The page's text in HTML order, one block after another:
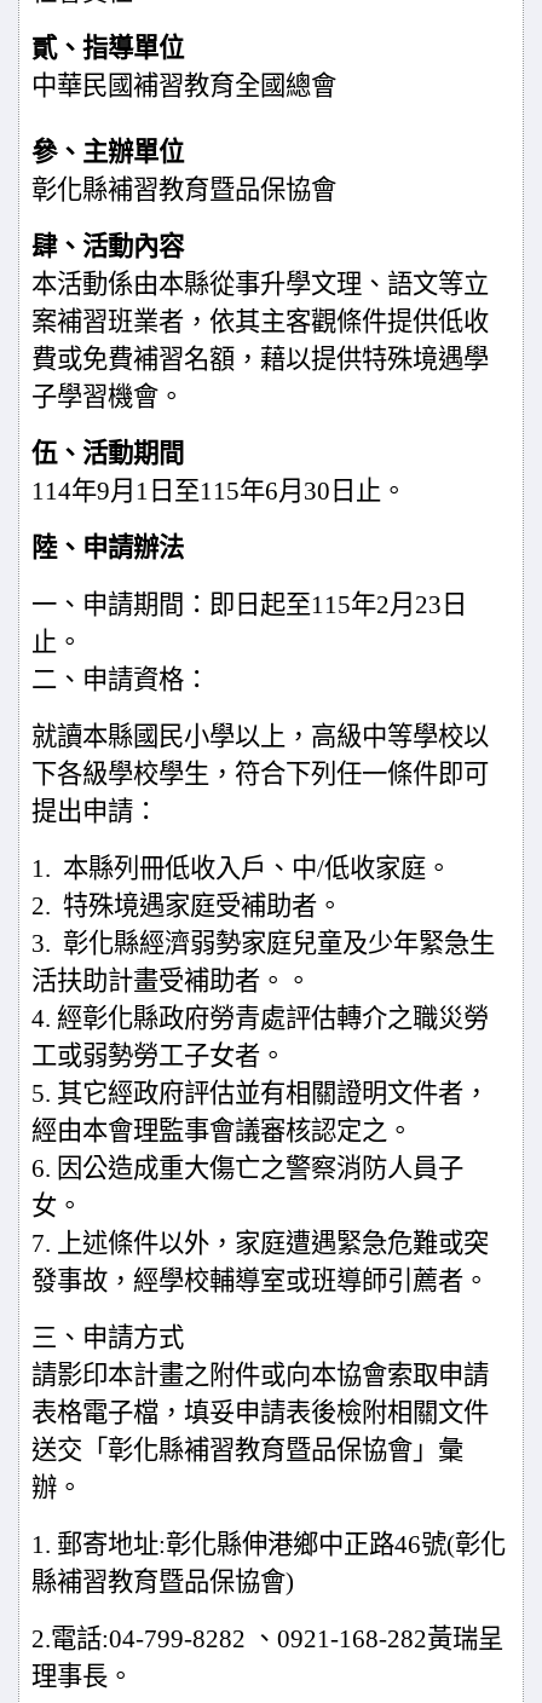
貳、指導單位
中華民國補習教育全國總會
參、主辦單位
彰化縣補習教育暨品保協會
肆、活動內容
本活動係由本縣從事升學文理、語文等立
案補習班業者，依其主客觀條件提供低收
費或免費補習名額，藉以提供特殊境遇學
子學習機會。
伍、活動期間
114年9月 1 日至115年6月 30 日止。
陸、申請辦法
一、申請期間：即日起至115年2月 23 日
止。
二、申請資格：
就讀本縣國民小學以上，高級中等學校以
下各級學校學生，符合下列任一條件即可
提出申請：
1. 本縣列冊低收入戶、中/低收家庭。
2. 特殊境遇家庭受補助者。
3. 彰化縣經濟弱勢家庭兒童及少年緊急生
活扶助計畫受補助者。。
4. 經彰化縣政府勞青處評估轉介之職災勞
工或弱勢勞工子女者。
5. 其它經政府評估並有相關證明文件者，
經由本會理監事會議審核認定之。
6. 因公造成重大傷亡之警察消防人員子
女。
7.
上述條件以外，家庭遭遇緊急危難或突
發事故，經學校輔導室或班導師引薦者。
三、申請方式
請影印本計畫之附件或向本協會索取申請
表格電子檔，填妥申請表後檢附相關文件
送交「彰化縣補習教育暨品保協會」彙
辦。
1. 郵寄地址:彰化縣伸港鄉中正路46號(彰化
縣補習教育暨品保協會)
2.電話:04-799-8282 、 0921-168-282黃瑞呈
理事長。